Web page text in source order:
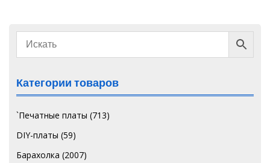
Категории товаров
`Печатные платы (713)
DIY-платы (59)
Барахолка (2007)